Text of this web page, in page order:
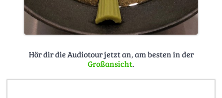
Hör dir die Audiotour jetzt an, am besten in der
Großansicht.